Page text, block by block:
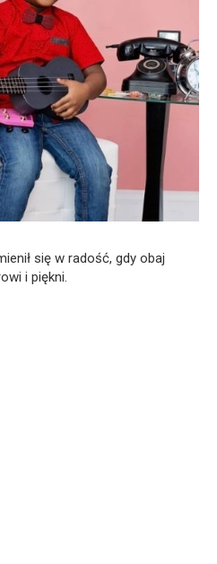
się w radość, gdy obaj
i piękni.